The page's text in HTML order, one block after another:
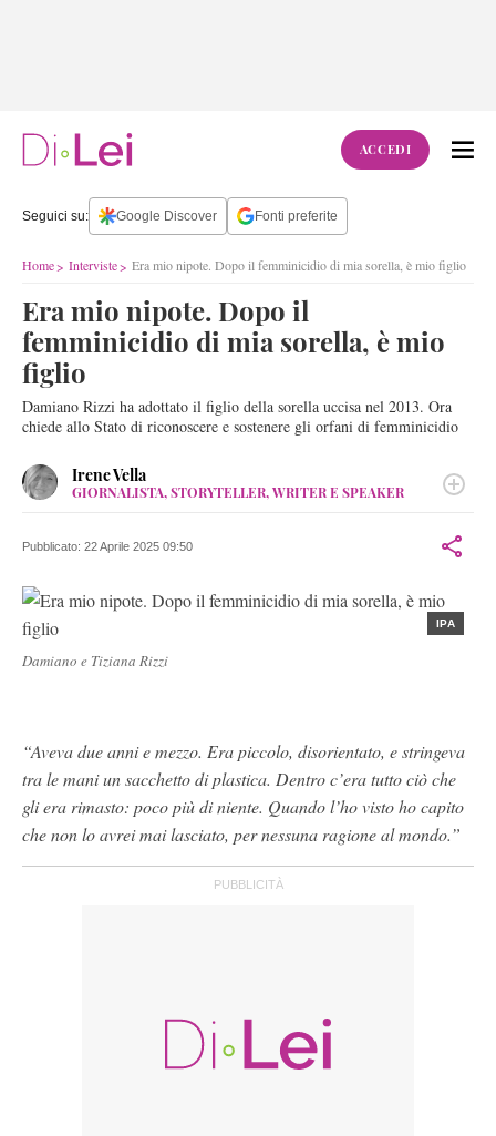
ACCEDI
Seguici su: Google Discover Fonti preferite
Home Interviste Era mio nipote. Dopo il femminicidio di mia sorella, è mio figlio
Era mio nipote. Dopo il
femminicidio di mia sorella, è mio
figlio
Damiano Rizzi ha adottato il figlio della sorella uccisa nel 2013. Ora
chiede allo Stato di riconoscere e sostenere gli orfani di femminicidio
Irene Vella
GIORNALISTA, STORYTELLER, WRITER E SPEAKER
INSTAGRAM
collaborato con ogni tipo di giornale. Ha fatto l'inviata per tutte
le reti nazionali. È la giornalista che sussurra alle pasticcerie e
Pubblicato: 22 Aprile 2025 09:50
IPA
Damiano e Tiziana Rizzi
“Aveva due anni e mezzo. Era piccolo, disorientato, e stringeva
tra le mani un sacchetto di plastica. Dentro c’era tutto ciò che
gli era rimasto: poco più di niente. Quando l’ho visto ho capito
che non lo avrei mai lasciato, per nessuna ragione al mondo.”